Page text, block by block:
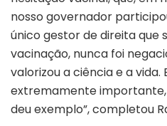
nosso governador
único gestor de direita que
vacinação, nunca foi
valorizou a ciência e a vida.
extremamente importante,
deu exemplo”, completou